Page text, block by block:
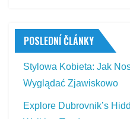
POSLEDNÍ ČLÁNKY
Stylowa Kobieta: Jak
Wyglądać Zjawiskowo
Explore Dubrovnik’s